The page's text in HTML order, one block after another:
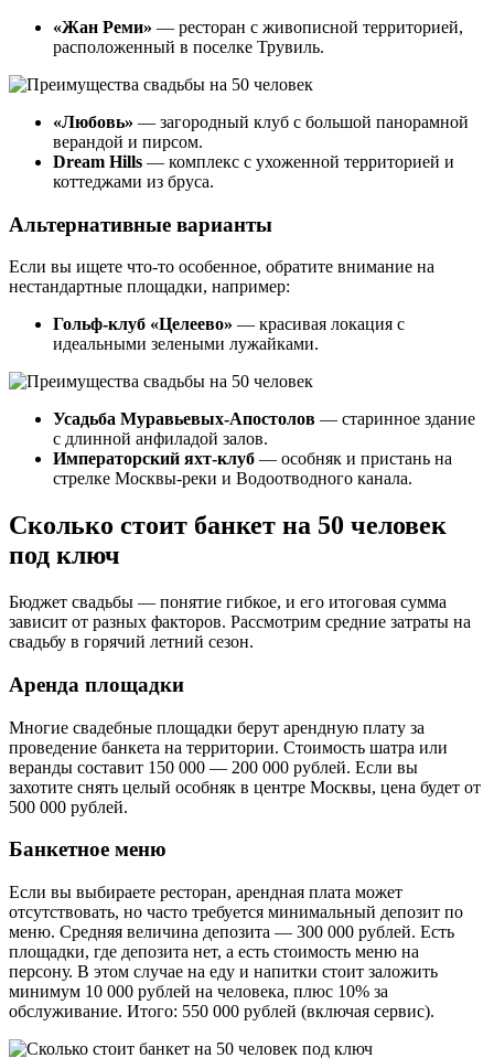
«Жан Реми» — ресторан с живописной территорией,
расположенный в поселке Трувиль.
«Любовь» — загородный клуб с большой панорамной
верандой и пирсом.
Dream Hills — комплекс с ухоженной территорией и
коттеджами из бруса.
Альтернативные варианты
Если вы ищете что-то особенное, обратите внимание на
нестандартные площадки, например:
Гольф-клуб «Целеево» — красивая локация с
идеальными зелеными лужайками.
Усадьба Муравьевых-Апостолов — старинное здание
с длинной анфиладой залов.
Императорский яхт-клуб — особняк и пристань на
стрелке Москвы-реки и Водоотводного канала.
Сколько стоит банкет на 50 человек
под ключ
Бюджет свадьбы — понятие гибкое, и его итоговая сумма
зависит от разных факторов. Рассмотрим средние затраты на
свадьбу в горячий летний сезон.
Аренда площадки
Многие свадебные площадки берут арендную плату за
проведение банкета на территории. Стоимость шатра или
веранды составит 150 000 — 200 000 рублей. Если вы
захотите снять целый особняк в центре Москвы, цена будет от
500 000 рублей.
Банкетное меню
Если вы выбираете ресторан, арендная плата может
отсутствовать, но часто требуется минимальный депозит по
меню. Средняя величина депозита — 300 000 рублей. Есть
площадки, где депозита нет, а есть стоимость меню на
персону. В этом случае на еду и напитки стоит заложить
минимум 10 000 рублей на человека, плюс 10% за
обслуживание. Итого: 550 000 рублей (включая сервис).